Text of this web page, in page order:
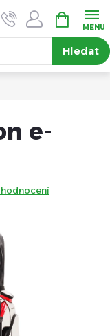
Hledat
NÁKUPNÍ
KOŠÍK
e-